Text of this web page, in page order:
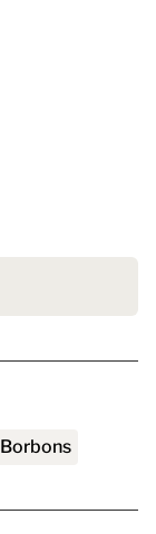
Borbons